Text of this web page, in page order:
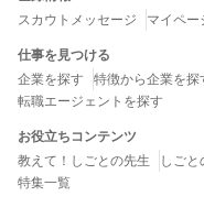
スカウトメッセージ
マイペー
仕事を見つける
企業を探す
特徴から企業を探
転職エージェントを探す
お役立ちコンテンツ
教えて！しごとの先生
しごと
特集一覧